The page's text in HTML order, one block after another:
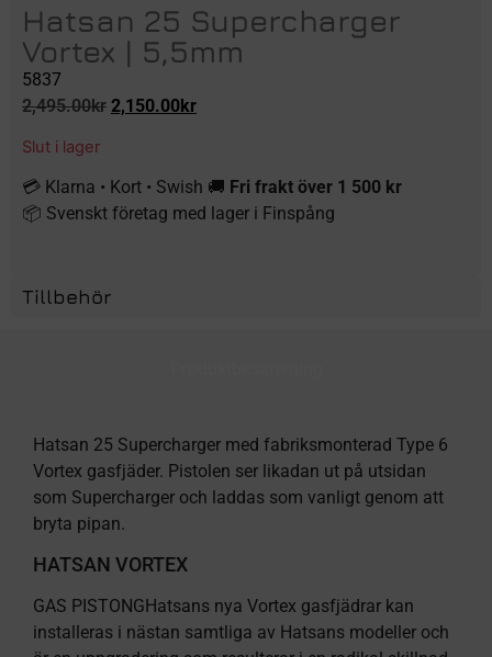
Hatsan 25 Supercharger
Vortex | 5,5mm
5837
2,495.00kr 2,150.00kr
Slut i lager
💳 Klarna • Kort • Swish 🚚 Fri frakt över 1 500 kr
📦 Svenskt företag med lager i Finspång
Tillbehör
Hatsan 25 Supercharger med fabriksmonterad Type 6
Vortex gasfjäder. Pistolen ser likadan ut på utsidan
som Supercharger och laddas som vanligt genom att
bryta pipan.
HATSAN VORTEX
GAS PISTONGHatsans nya Vortex gasfjädrar kan
installeras i nästan samtliga av Hatsans modeller och